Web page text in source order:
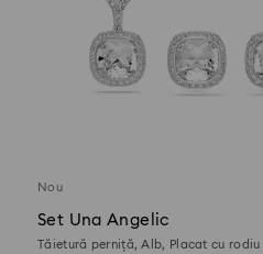
Nou
Set Una Angelic
Tăietură perniță, Alb, Placat cu rodiu